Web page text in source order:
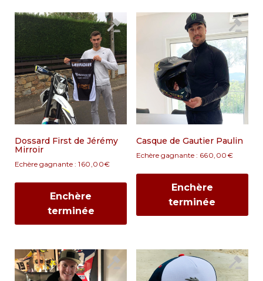
Dossard First de Jérémy
Mirroir
Echère gagnante : 160,00€
Enchère
terminée
Casque de Gautier Paulin
Echère gagnante : 660,00€
Enchère
terminée